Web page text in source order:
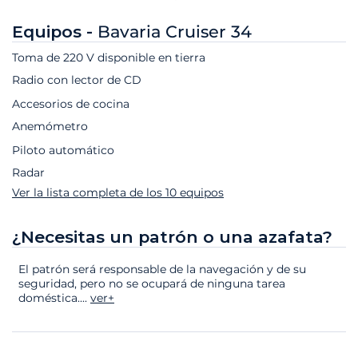
Equipos - Bavaria Cruiser 34
Toma de 220 V disponible en tierra
Radio con lector de CD
Accesorios de cocina
Anemómetro
Piloto automático
Radar
Ver la lista completa de los 10 equipos
¿Necesitas un patrón o una azafata?
El patrón será responsable de la navegación y de su
seguridad, pero no se ocupará de ninguna tarea
doméstica.... ver+